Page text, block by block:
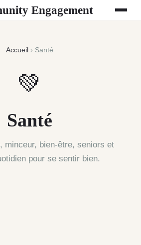
Engagement
Accueil › Santé
💚
Santé
minceur, bien-être, seniors et
pour se sentir bien.